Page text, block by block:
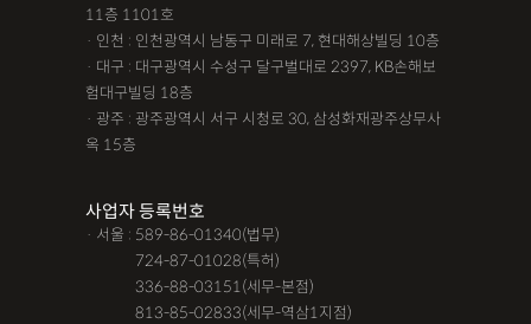
11층 1101호
· 인천 : 인천광역시 남동구 미래로 7, 현대해상빌딩 10층
· 대구 : 대구광역시 수성구 달구벌대로 2397, KB손해보
험대구빌딩 18층
· 광주 : 광주광역시 서구 시청로 30, 삼성화재광주상무사
옥 15층
사업자 등록번호
· 서울 : 589-86-01340(법무)
724-87-01028(특허)
336-88-03151(세무-본점)
813-85-02833(세무-역삼1지점)